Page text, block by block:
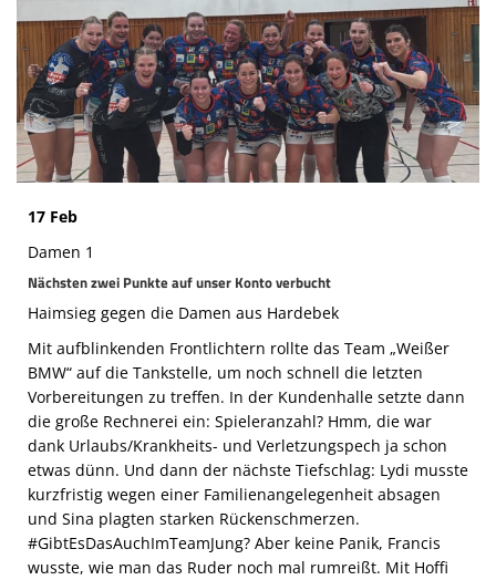
Die SpecialHaie
Teams
Trainer
ALLE SPIELE
NEWSLETTER
DIE HAIE I Intern
Partner
17 Feb
Damen 1
Nächsten zwei Punkte auf unser Konto verbucht
Haimsieg gegen die Damen aus Hardebek
Mit aufblinkenden Frontlichtern rollte das Team „Weißer
BMW“ auf die Tankstelle, um noch schnell die letzten
Vorbereitungen zu treffen. In der Kundenhalle setzte dann
die große Rechnerei ein: Spieleranzahl? Hmm, die war
dank Urlaubs/Krankheits- und Verletzungspech ja schon
etwas dünn. Und dann der nächste Tiefschlag: Lydi musste
kurzfristig wegen einer Familienangelegenheit absagen
und Sina plagten starken Rückenschmerzen.
#GibtEsDasAuchImTeamJung? Aber keine Panik, Francis
wusste, wie man das Ruder noch mal rumreißt. Mit Hoffi